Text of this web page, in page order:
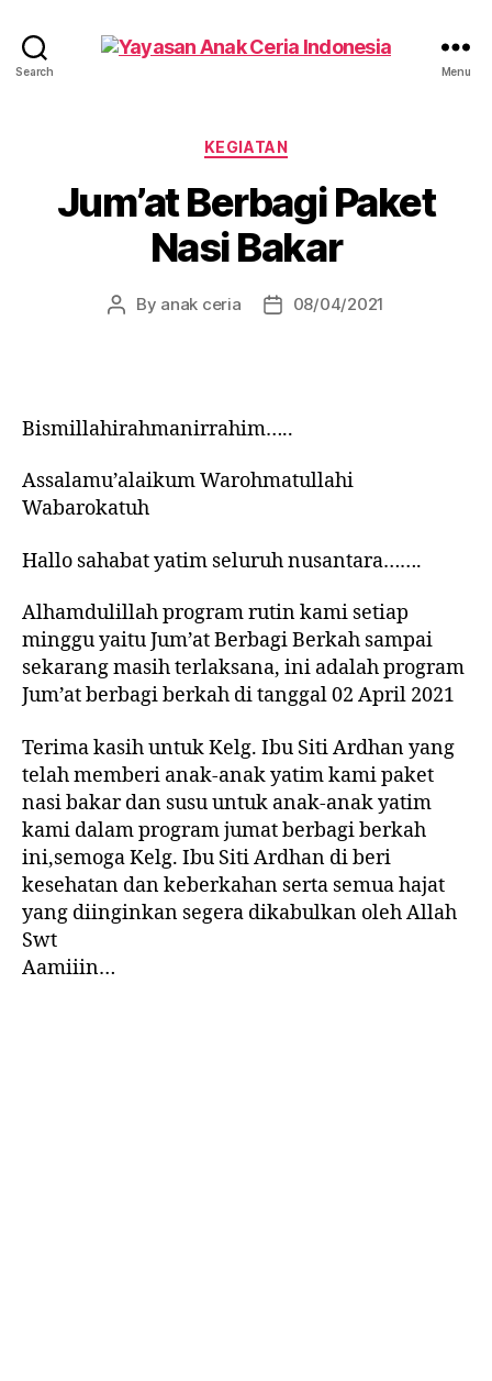
Search
Indonesia
Menu
Categories
KEGIATAN
Jum’at Berbagi Paket
Nasi Bakar
Post
By anak ceria
Post08/04/2021
Bismillahirahmanirrahim…..
Assalamu’alaikum Warohmatullahi
Wabarokatuh
Hallo sahabat yatim seluruh nusantara…….
Alhamdulillah program rutin kami setiap
minggu yaitu Jum’at Berbagi Berkah sampai
sekarang masih terlaksana, ini adalah program
Jum’at berbagi berkah di tanggal 02 April 2021
Terima kasih untuk Kelg. Ibu Siti Ardhan yang
telah memberi anak-anak yatim kami paket
nasi bakar dan susu untuk anak-anak yatim
kami dalam program jumat berbagi berkah
ini,semoga Kelg. Ibu Siti Ardhan di beri
kesehatan dan keberkahan serta semua hajat
yang diinginkan segera dikabulkan oleh Allah
Swt
Aamiiin…